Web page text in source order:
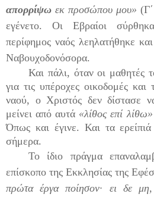
απορρίψω εκ προσώπου μου»
εγένετο. Οι Εβραίοι
περίφημος ναός λεηλατήθηκε
Ναβουχοδονόσορα.
Και πάλι, όταν οι μαθητές
για τις υπέροχες οικοδομές
ναού, ο Χριστός δεν δίστασε
μείνει από αυτά «λίθος επί λίθω»
Όπως και έγινε. Και τα
σήμερα.
Το ίδιο πράγμα
επίσκοπο της Εκκλησίας της
πρώτα έργα ποίησον· ει δε μη,